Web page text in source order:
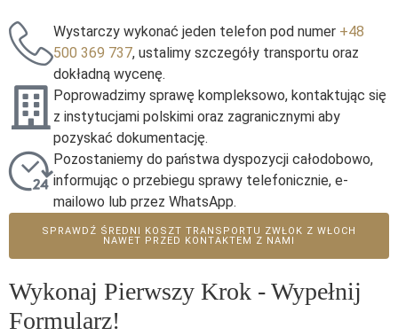
Wystarczy wykonać jeden telefon pod numer +48
500 369 737, ustalimy szczegóły transportu oraz
dokładną wycenę.
Poprowadzimy sprawę kompleksowo, kontaktując się
z instytucjami polskimi oraz zagranicznymi aby
pozyskać dokumentację.
Pozostaniemy do państwa dyspozycji całodobowo,
informując o przebiegu sprawy telefonicznie, e-
mailowo lub przez WhatsApp.
SPRAWDŹ ŚREDNI KOSZT TRANSPORTU ZWŁOK Z WŁOCH
NAWET PRZED KONTAKTEM Z NAMI
Wykonaj Pierwszy Krok - Wypełnij
Formularz!